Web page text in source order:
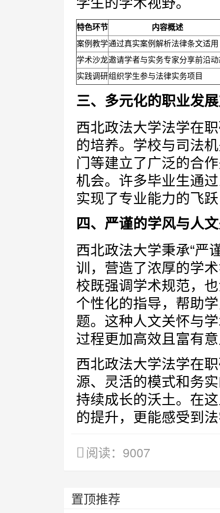
特色环节
内容概述
案例教学通过真实案例解析法律条文适用
学术沙龙邀请学者与实务专家分享前沿动
实践调研组织学生参与法律实务项目
三、多元化的职业发
西北政法大学法学在
的培养。学校与司法
门等建立了广泛的合
机会。许多毕业生通
实现了专业能力的飞
四、严谨的学风与人
西北政法大学秉承“严
训，营造了浓厚的学
校既强调学术规范，
个性化的指导，帮助
题。这种人文关怀与
过程更加高效且富有
西北政法大学法学在
源、灵活的模式和务
持续成长的沃土。在
的提升，更能感受到
阅读：9007
置顶推荐